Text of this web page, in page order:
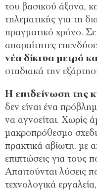
του βασικού άξονα,
τηλεματικής για τη
πραγματικό χρόνο.
απαραίτητες
νέα δίκτυα μετρό
σταδιακά την
Η επιδείνωση της
δεν είναι ένα
να αγνοείται. Χωρίς
μακροπρόθεσμο
πρακτικά αβίωτη, με
επιπτώσεις για τους
Απαιτούνται λύσεις
τεχνολογικά